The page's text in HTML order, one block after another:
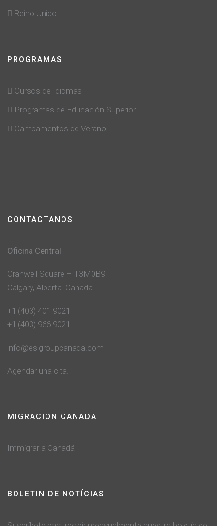
Reino Unido
PROGRAMAS
Cursos de Idiomas
Programas de Educación Superior
Campamentos de Verano
CONTACTANOS
Oficina Central
Cranwell Square – T3M0B9
Calgary, Alberta. Canada
+1 (403) 401 9021
+1 (403) 966 9021
info@eslgroupcanada.com
Agendar una cita.
MIGRACION CANADA
Immigrar a Canadá
BOLETIN DE NOTÍCIAS